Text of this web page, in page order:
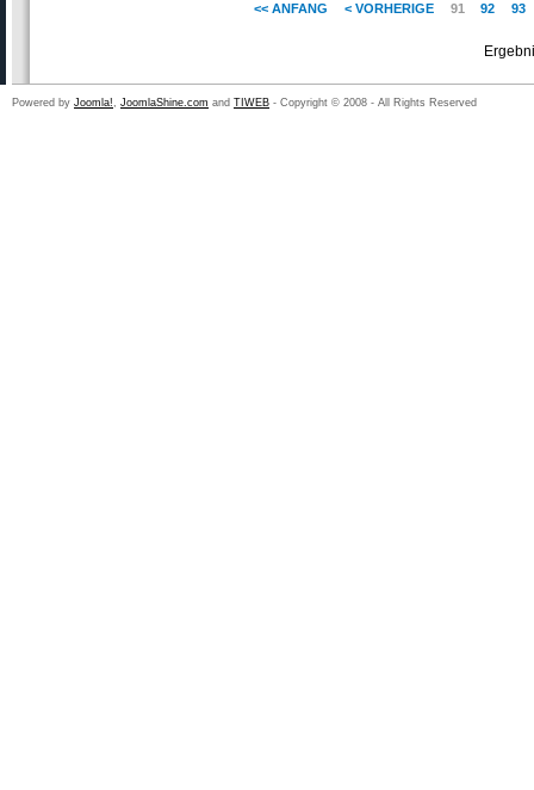
<< ANFANG < VORHERIGE 91 92 93
Powered by Joomla! JoomlaShine.com and TIWEB - Copyright © 2008 - All Rights Reserved